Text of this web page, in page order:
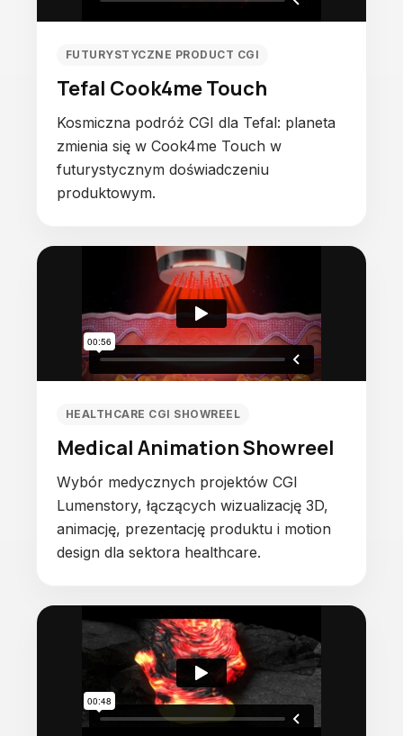
FUTURYSTYCZNE PRODUCT CGI
Tefal Cook4me Touch
Kosmiczna podróż CGI dla Tefal: planeta
zmienia się w Cook4me Touch w
futurystycznym doświadczeniu
produktowym.
HEALTHCARE CGI SHOWREEL
Medical Animation Showreel
Wybór medycznych projektów CGI
Lumenstory, łączących wizualizację 3D,
animację, prezentację produktu i motion
design dla sektora healthcare.